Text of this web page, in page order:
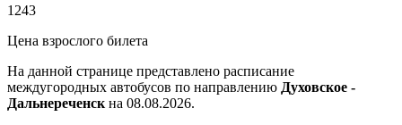
1243
Цена взрослого билета
На данной странице представлено расписание
междугородных автобусов по направлению Духовское -
Дальнереченск на 08.08.2026.